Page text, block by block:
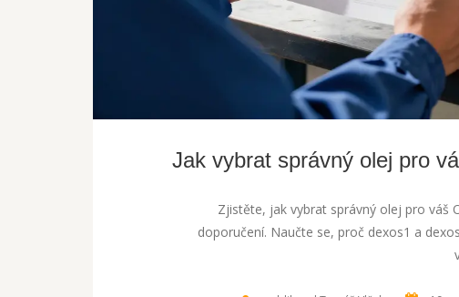
Jak vybrat správný olej pro
Zjistěte, jak vybrat správný olej pro váš
doporučení. Naučte se, proč dexos1 a